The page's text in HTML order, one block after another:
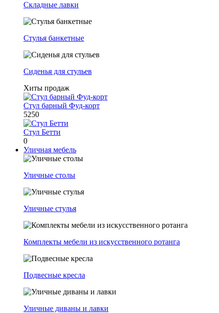
Складные лавки
Стулья банкетные
Сиденья для стульев
Хиты продаж
Стул барный Фуд-корт
5250
Стул Бетти
0
Уличная мебель
Уличные столы
Уличные стулья
Комплекты мебели из искусственного ротанга
Подвесные кресла
Уличные диваны и лавки